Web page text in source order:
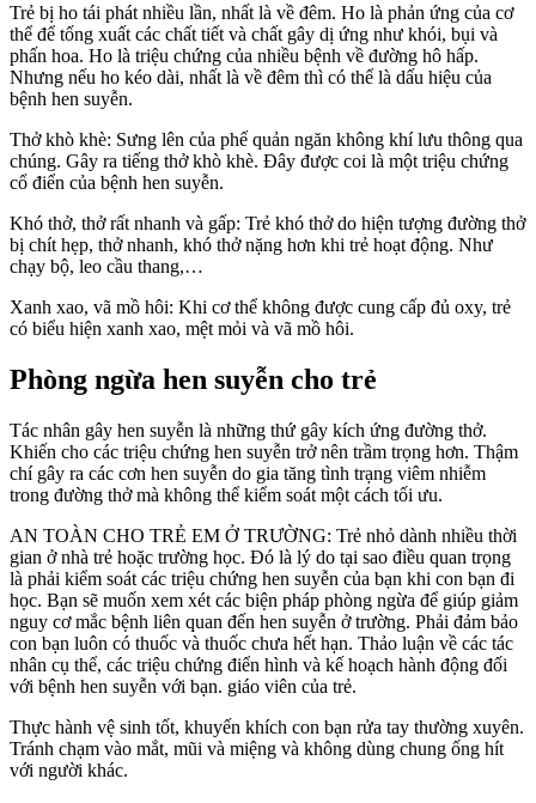
Trẻ bị ho tái phát nhiều lần, nhất là về đêm. Ho là phản ứng của cơ
thể để tống xuất các chất tiết và chất gây dị ứng như khói, bụi và
phấn hoa. Ho là triệu chứng của nhiều bệnh về đường hô hấp.
Nhưng nếu ho kéo dài, nhất là về đêm thì có thể là dấu hiệu của
bệnh hen suyễn.
Thở khò khè: Sưng lên của phế quản ngăn không khí lưu thông qua
chúng. Gây ra tiếng thở khò khè. Đây được coi là một triệu chứng
cổ điển của bệnh hen suyễn.
Khó thở, thở rất nhanh và gấp: Trẻ khó thở do hiện tượng đường thở
bị chít hẹp, thở nhanh, khó thở nặng hơn khi trẻ hoạt động. Như
chạy bộ, leo cầu thang,…
Xanh xao, vã mồ hôi: Khi cơ thể không được cung cấp đủ oxy, trẻ
có biểu hiện xanh xao, mệt mỏi và vã mồ hôi.
Phòng ngừa hen suyễn cho trẻ
Tác nhân gây hen suyễn là những thứ gây kích ứng đường thở.
Khiến cho các triệu chứng hen suyễn trở nên trầm trọng hơn. Thậm
chí gây ra các cơn hen suyễn do gia tăng tình trạng viêm nhiễm
trong đường thở mà không thể kiểm soát một cách tối ưu.
AN TOÀN CHO TRẺ EM Ở TRƯỜNG: Trẻ nhỏ dành nhiều thời
gian ở nhà trẻ hoặc trường học. Đó là lý do tại sao điều quan trọng
là phải kiểm soát các triệu chứng hen suyễn của bạn khi con bạn đi
học. Bạn sẽ muốn xem xét các biện pháp phòng ngừa để giúp giảm
nguy cơ mắc bệnh liên quan đến hen suyễn ở trường. Phải đảm bảo
con bạn luôn có thuốc và thuốc chưa hết hạn. Thảo luận về các tác
nhân cụ thể, các triệu chứng điển hình và kế hoạch hành động đối
với bệnh hen suyễn với bạn. giáo viên của trẻ.
Thực hành vệ sinh tốt, khuyến khích con bạn rửa tay thường xuyên.
Tránh chạm vào mắt, mũi và miệng và không dùng chung ống hít
với người khác.